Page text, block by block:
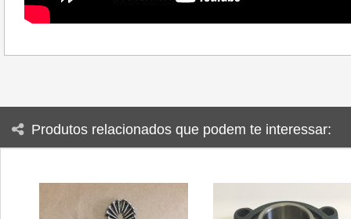
Produtos relacionados que podem te interessar: